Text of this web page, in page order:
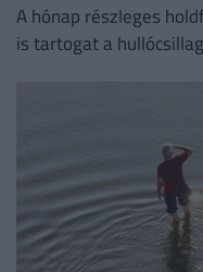
A hónap részleges
is tartogat a